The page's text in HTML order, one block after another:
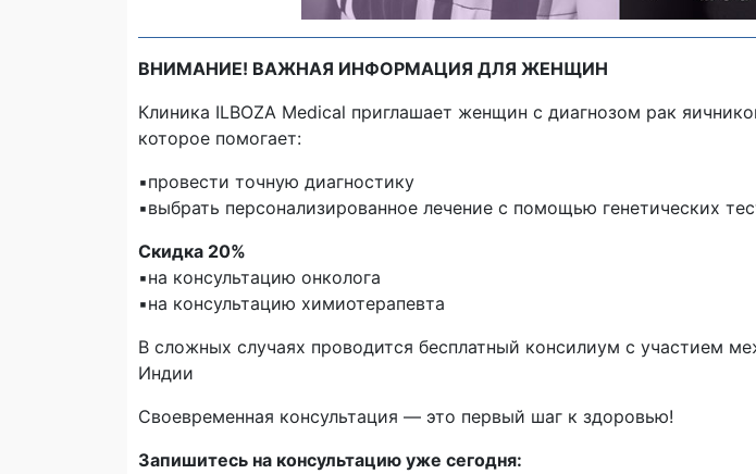
ВНИМАНИЕ! ВАЖНАЯ ИНФОРМАЦИЯ ДЛЯ ЖЕНЩИН
Клиника ILBOZA Medical приглашает женщин с диагнозом рак
которое помогает:
▪️провести точную диагностику
▪️выбрать персонализированное лечение с помощью генетических
Скидка 20%
▪️на консультацию онколога
▪️на консультацию химиотерапевта
В сложных случаях проводится бесплатный консилиум с участием
Индии
Своевременная консультация — это первый шаг к здоровью!
Запишитесь на консультацию уже сегодня: